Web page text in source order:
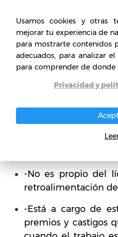
-Esta persona es
interacción entre
-Una de las tareas
que se va a
-Es trabajo del líder
dirección de
-No es propio del
retroalimentación
-Está a cargo de
premios y castigos
Usamos cookies y otras
mejorar tu experiencia de
para mostrarte contenidos
adecuados, para analizar
para comprender de donde
Privacidad y